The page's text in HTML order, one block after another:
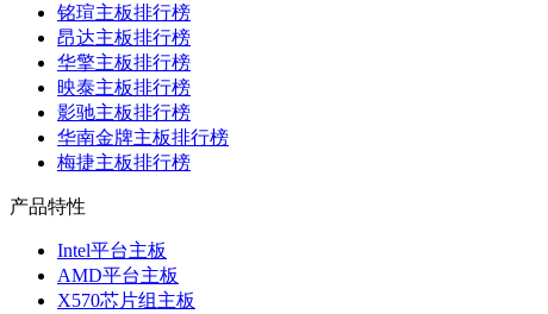
铭瑄主板排行榜
昂达主板排行榜
华擎主板排行榜
映泰主板排行榜
影驰主板排行榜
华南金牌主板排行榜
梅捷主板排行榜
产品特性
Intel平台主板
AMD平台主板
X570芯片组主板